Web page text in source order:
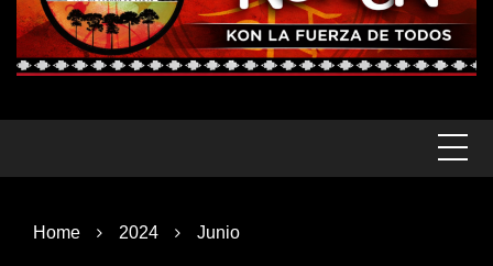
Home 2024 Junio